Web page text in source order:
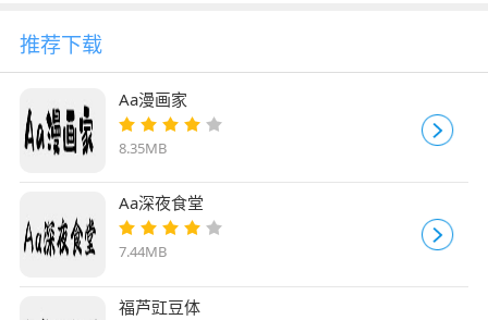
推荐下载
Aa漫画家
8.35MB
Aa深夜食堂
7.44MB
福芦豇豆体